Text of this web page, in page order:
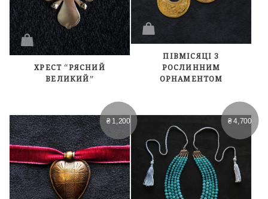
ХРЕСТ “РЯСНИЙ
ВЕЛИКИЙ”
ПІВМІСЯЦІ З
РОСЛИННИМ
ОРНАМЕНТОМ
₴ 1,200 ₴4,700